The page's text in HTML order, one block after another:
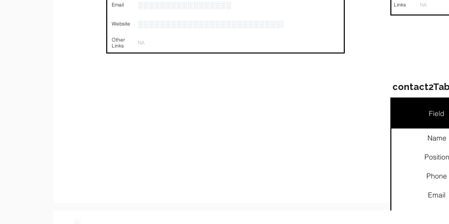
Email ░░░░░░░░░░░░░░░░░
Website ░░░░░░░░░░░░░░░░░░░░░░░░░░░░░░░░░░░░
Other
Links
NA
Links NA
Field
Name
Position
Phone
Email